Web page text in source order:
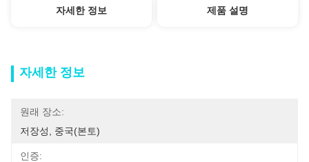
자세한 정보 제품 설명
자세한 정보
원래 장소:
저장성, 중국(본토)
인증: